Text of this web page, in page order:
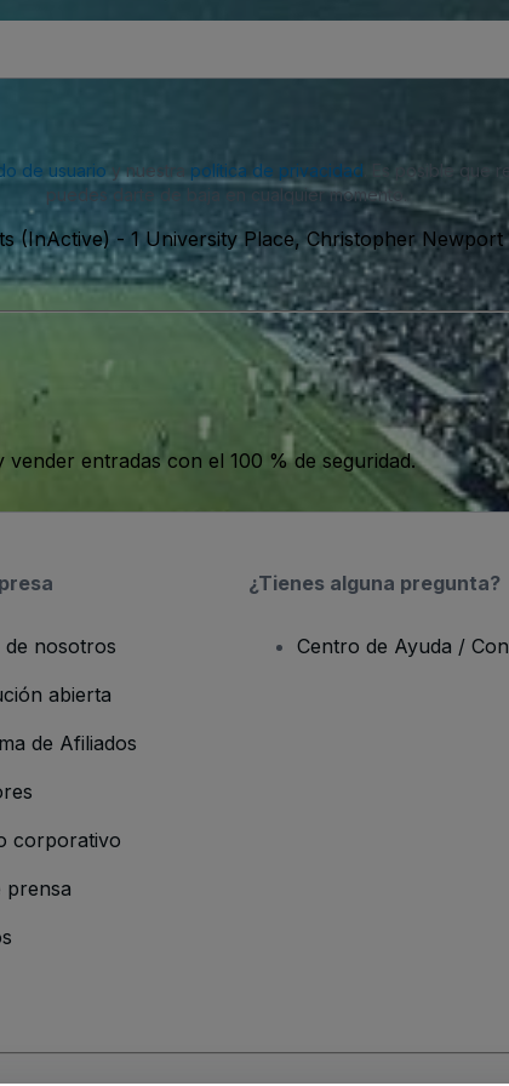
de usuario y nuestra política de privacidad
. Es posible que
puedes darte de baja en cualquier momento.
(InActive) - 1 University Place, Christopher
entradas con el 100 % de seguridad.
de nosotros
abierta
de Afiliados
corporativo
prensa
¿Tienes alguna pregunta?
Centro de Ayuda /